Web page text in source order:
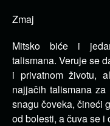
Zmaj
Mitsko biće i
talismana. Veruje se
i privatnom životu,
najjačih talismana
snagu čoveka, čineći
od bolesti, a čuva se